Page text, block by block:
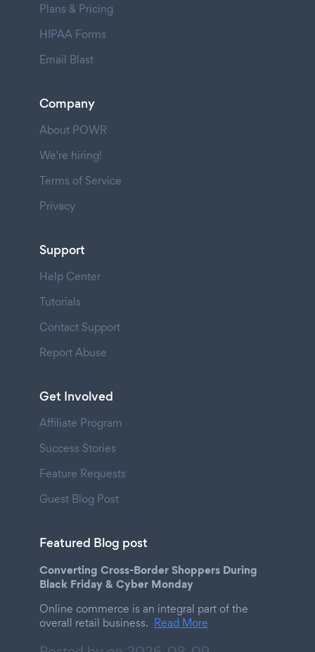
Plans & Pricing
HIPAA Forms
Email Blast
Company
About POWR
We're hiring!
Terms of Service
Privacy
Support
Help Center
Tutorials
Contact Support
Report Abuse
Get Involved
Affiliate Program
Success Stories
Feature Requests
Guest Blog Post
Featured Blog post
Converting Cross-Border Shoppers During
Black Friday & Cyber Monday
Online commerce is an integral part of the
overall retail business. Read More